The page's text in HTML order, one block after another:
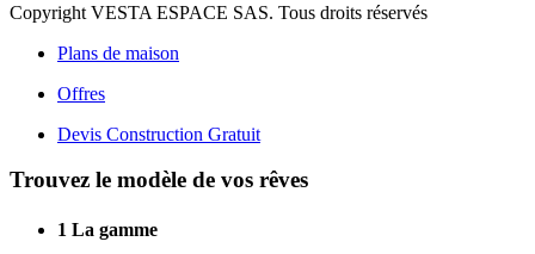
Copyright VESTA ESPACE SAS. Tous droits réservés
Plans de maison
Offres
Devis Construction Gratuit
Trouvez le modèle de vos rêves
1 La gamme